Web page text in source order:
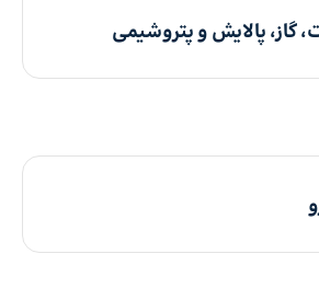
گاز، پالایش و پتروشیمی